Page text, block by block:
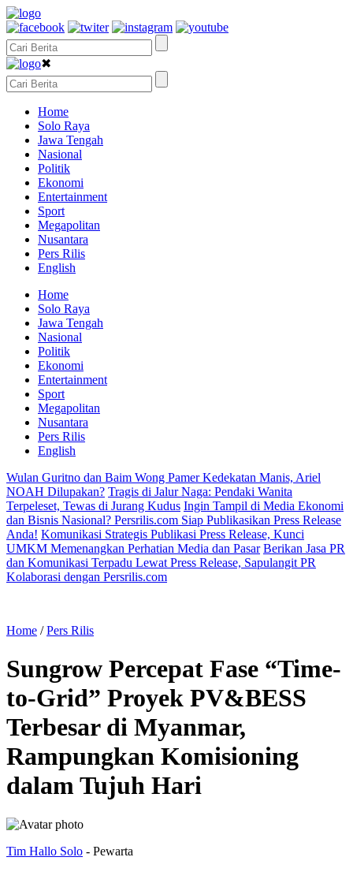
✖
Home
Solo Raya
Jawa Tengah
Nasional
Politik
Ekonomi
Entertainment
Sport
Megapolitan
Nusantara
Pers Rilis
English
Home
Solo Raya
Jawa Tengah
Nasional
Politik
Ekonomi
Entertainment
Sport
Megapolitan
Nusantara
Pers Rilis
English
Wulan Guritno dan Baim Wong Pamer Kedekatan Manis, Ariel
NOAH Dilupakan? Tragis di Jalur Naga: Pendaki Wanita
Terpeleset, Tewas di Jurang Kudus Ingin Tampil di Media Ekonomi
dan Bisnis Nasional? Persrilis.com Siap Publikasikan Press Release
Anda! Komunikasi Strategis Publikasi Press Release, Kunci
UMKM Memenangkan Perhatian Media dan Pasar Berikan Jasa PR
dan Komunikasi Terpadu Lewat Press Release, Sapulangit PR
Kolaborasi dengan Persrilis.com
Home /Pers Rilis
Sungrow Percepat Fase “Time-
to-Grid” Proyek PV&BESS
Terbesar di Myanmar,
Rampungkan Komisioning
dalam Tujuh Hari
Tim Hallo Solo - Pewarta